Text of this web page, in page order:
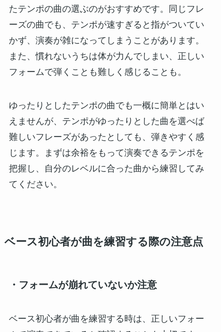
たテンポの曲の選ぶのがおすすめです。同じフレ
ーズの曲でも、テンポが速すぎると指がついてい
かず、演奏が雑になってしまうことがあります。
また、慣れないうちは体が力んでしまい、正しい
フォームで弾くことも難しく感じることも。
ゆったりとしたテンポの曲でも一概に簡単とはい
えませんが、テンポがゆったりとした曲を選べば
難しいフレーズがあったとしても、弾きやすく感
じます。まずは余裕をもって演奏できるテンポを
把握し、自分のレベルに合った曲から練習してみ
てください。
ベース初心者が曲を練習する際の注意点
・フォームが崩れていないか注意
ベース初心者が曲を練習する時は、正しいフォー